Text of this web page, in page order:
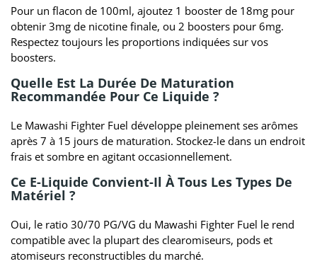
Pour un flacon de 100ml, ajoutez 1 booster de 18mg pour
obtenir 3mg de nicotine finale, ou 2 boosters pour 6mg.
Respectez toujours les proportions indiquées sur vos
boosters.
Quelle Est La Durée De Maturation
Recommandée Pour Ce Liquide ?
Le Mawashi Fighter Fuel développe pleinement ses arômes
après 7 à 15 jours de maturation. Stockez-le dans un endroit
frais et sombre en agitant occasionnellement.
Ce E-Liquide Convient-Il À Tous Les Types De
Matériel ?
Oui, le ratio 30/70 PG/VG du Mawashi Fighter Fuel le rend
compatible avec la plupart des clearomiseurs, pods et
atomiseurs reconstructibles du marché.